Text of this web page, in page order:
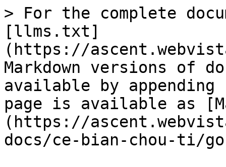
> For the complete
[llms.txt]
(https://
Markdown versions of
available by
page is available as
(https://
docs/ce-bian-chou-ti/